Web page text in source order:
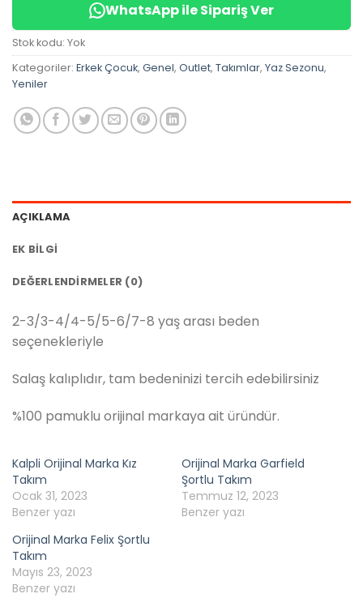
WhatsApp ile Sipariş Ver
Stok kodu: Yok
Kategoriler: Erkek Çocuk, Genel, Outlet, Takımlar, Yaz Sezonu,
Yeniler
AÇIKLAMA
EK BILGI
DEĞERLENDIRMELER (0)
2-3/3-4/4-5/5-6/7-8 yaş arası beden
seçenekleriyle
Salaş kalıplıdır, tam bedeninizi tercih edebilirsiniz
%100 pamuklu orijinal markaya ait üründür.
Kalpli Orijinal Marka Kız
Takım
Ocak 31, 2023
Benzer yazı
Orijinal Marka Garfield
Şortlu Takım
Temmuz 12, 2023
Benzer yazı
Orijinal Marka Felix Şortlu
Takım
Mayıs 23, 2023
Benzer yazı